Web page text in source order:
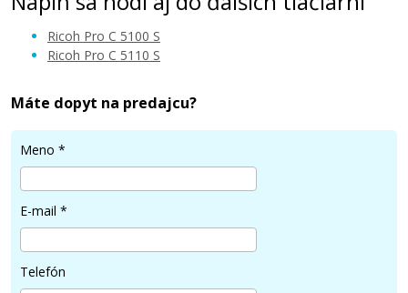
90,90 €
Ricoh 828403 (828226) (Žltý)
Ricoh Pro C 5100 S
Ricoh Pro C 5110 S
Máte dopyt na predajcu?
Meno *
E-mail *
Telefón